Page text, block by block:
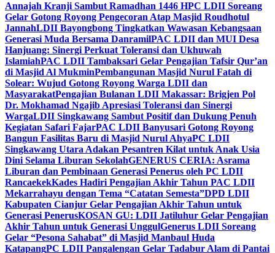
Annajah Kranji Sambut Ramadhan 1446 HPC LDII Soreang
Gelar Gotong Royong Pengecoran Atap Masjid Roudhotul
JannahLDII Bayongbong Tingkatkan Wawasan Kebangsaan
Generasi Muda Bersama DanramilPAC LDII dan MUI Desa
Hanjuang: Sinergi Perkuat Toleransi dan Ukhuwah
IslamiahPAC LDII Tambaksari Gelar Pengajian Tafsir Qur’an
di Masjid Al MukminPembangunan Masjid Nurul Fatah di
Solear: Wujud Gotong Royong Warga LDII dan
MasyarakatPengajian Bulanan LDII Makassar: Brigjen Pol
Dr. Mokhamad Ngajib Apresiasi Toleransi dan Sinergi
WargaLDII Singkawang Sambut Positif dan Dukung Penuh
Kegiatan Safari FajarPAC LDII Banyusari Gotong Royong
Bangun Fasilitas Baru di Masjid Nurul AhyaPC LDII
Singkawang Utara Adakan Pesantren Kilat untuk Anak Usia
Dini Selama Liburan SekolahGENERUS CERIA: Asrama
Liburan dan Pembinaan Generasi Penerus oleh PC LDII
RancaekekKades Hadiri Pengajian Akhir Tahun PAC LDII
Mekarrahayu dengan Tema “Catatan Semesta”DPD LDII
Kabupaten Cianjur Gelar Pengajian Akhir Tahun untuk
Generasi PenerusKOSAN GU: LDII Jatiluhur Gelar Pengajian
Akhir Tahun untuk Generasi UnggulGenerus LDII Soreang
Gelar “Pesona Sahabat” di Masjid Manbaul Huda
KatapangPC LDII Pangalengan Gelar Tadabur Alam di Pantai